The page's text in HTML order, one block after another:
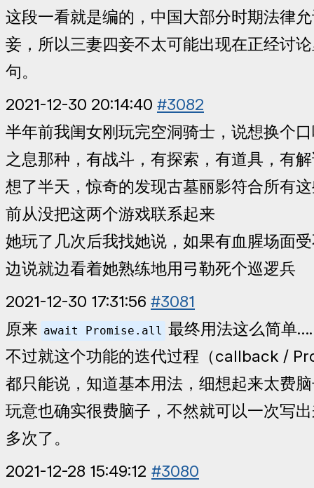
这段一看就是编的，中国大部分时期法律
妾，所以三妻四妾不太可能出现在正经讨
句。
2021-12-30 20:14:40 #3082
半年前我闺女刚玩完空洞骑士，说想换个
之息那种，有战斗，有探索，有道具，有
想了半天，惊奇的发现古墓丽影符合所有
前从没把这两个游戏联系起来
她玩了几次后我找她说，如果有血腥场面
边说就边看着她熟练地用弓勒死个巡逻兵
2021-12-30 17:31:56 #3081
原来 await Promise.all 最终用法这么简单
不过就这个功能的迭代过程（callback /
都只能说，知道基本用法，细想起来太费
玩意也确实很费脑子，不然就可以一次写
多次了。
2021-12-28 15:49:12 #3080